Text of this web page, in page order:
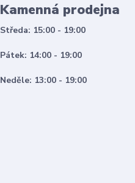
Kamenná prodejna
Středa: 15:00 - 19:00
Pátek: 14:00 - 19:00
Neděle: 13:00 - 19:00